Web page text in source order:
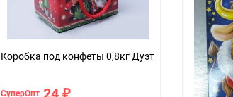
Коробка под конфеты 0,8кг Дуэт
СуперОпт 24 ₽